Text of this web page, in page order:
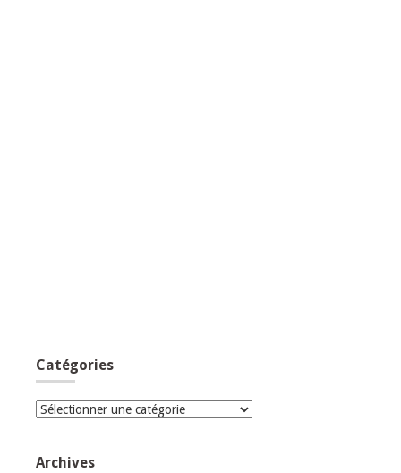
Catégories
Catégories
Archives